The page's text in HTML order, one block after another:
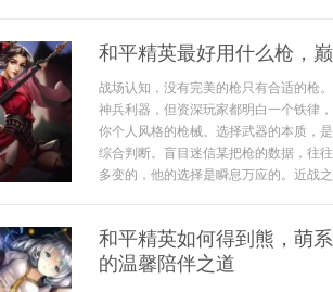
和平精英最好用什么枪，
战场认知，没有完美的枪只有合适的枪
神兵利器，但资深玩家都明白一个铁律
你个人风格的枪械。选择武器的本质，
综合判断。盲目迷信某把枪的数据，往
多变的，他的选择是瞬息万应的。近战
和平精英如何得到熊，萌
的温馨陪伴之道